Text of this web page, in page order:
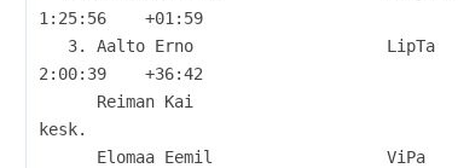
1:25:56    +01:59
2:00:39    +36:42
kesk.